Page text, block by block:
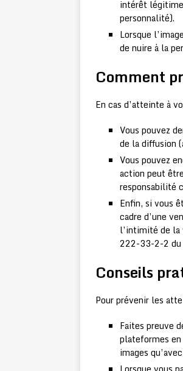
intérêt
personnalité).
Lorsque
de nuire à la
Comment
En cas d’atteinte à
Vous pouvez
de la diffusion
Vous pouvez
action peut
responsabilité
Enfin, si vous
cadre d’une
l’intimité de
222-33-2-2 du
Conseils
Pour prévenir les
Faites preuve
plateformes
images